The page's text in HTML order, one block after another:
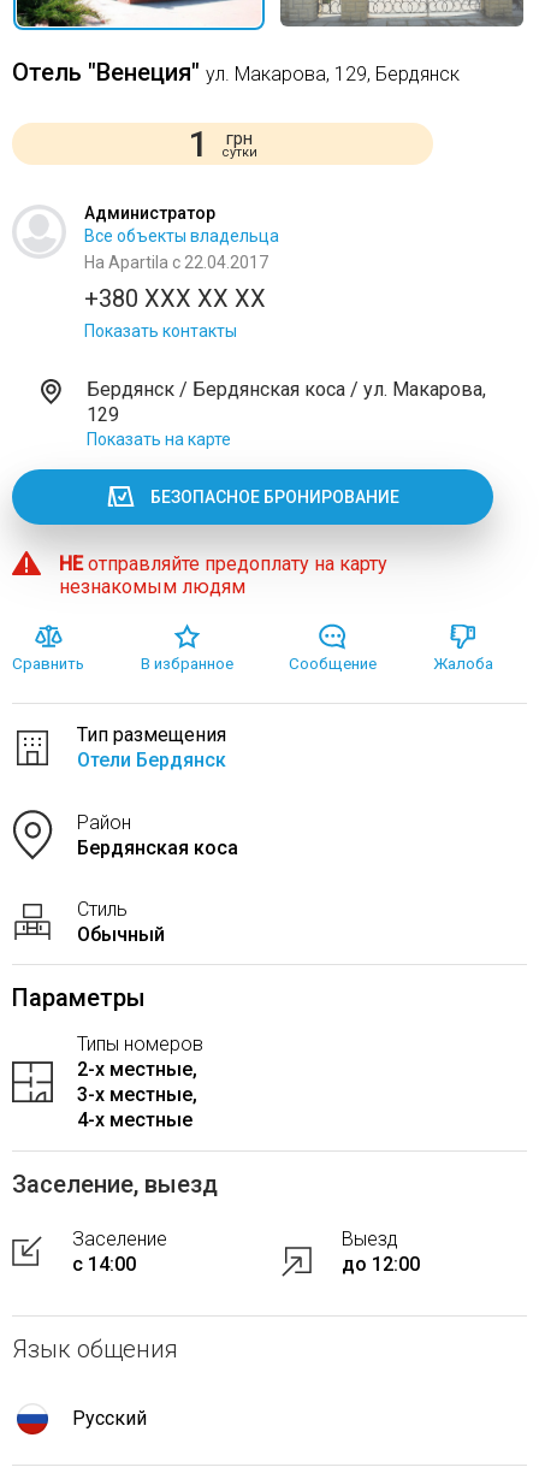
Отель "Венеция" ул. Макарова, 129, Бердянск
1 грн
сутки
Администратор
Все объекты владельца
На Apartila с 22.04.2017
+380 XXX XX XX
Показать контакты
Бердянск / Бердянская коса / ул. Макарова,
129
Показать на карте
БЕЗОПАСНОЕ БРОНИРОВАНИЕ
НЕотправляйте предоплату на карту
незнакомым людям
Сравнить В избранное Сообщение Жалоба
Тип размещения
Отели Бердянск
Район
Бердянская коса
Стиль
Обычный
Параметры
Типы номеров
2-x местные,
3-x местные,
4-x местные
Заселение, выезд
Заселение
с 14:00
Выезд
до 12:00
Язык общения
Русский